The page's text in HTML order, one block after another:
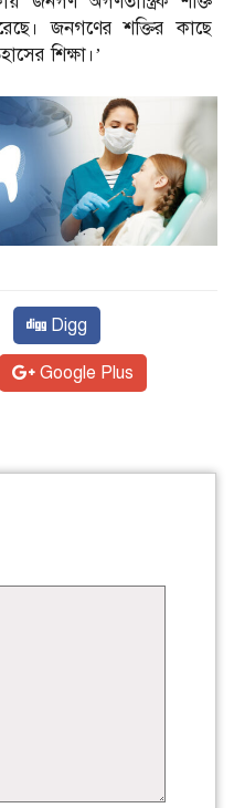
জনগণের শক্তির কাছে
শিক্ষা।’
Digg
Google Plus